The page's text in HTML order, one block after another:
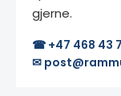
gjerne.
☎ +47 468 43
✉